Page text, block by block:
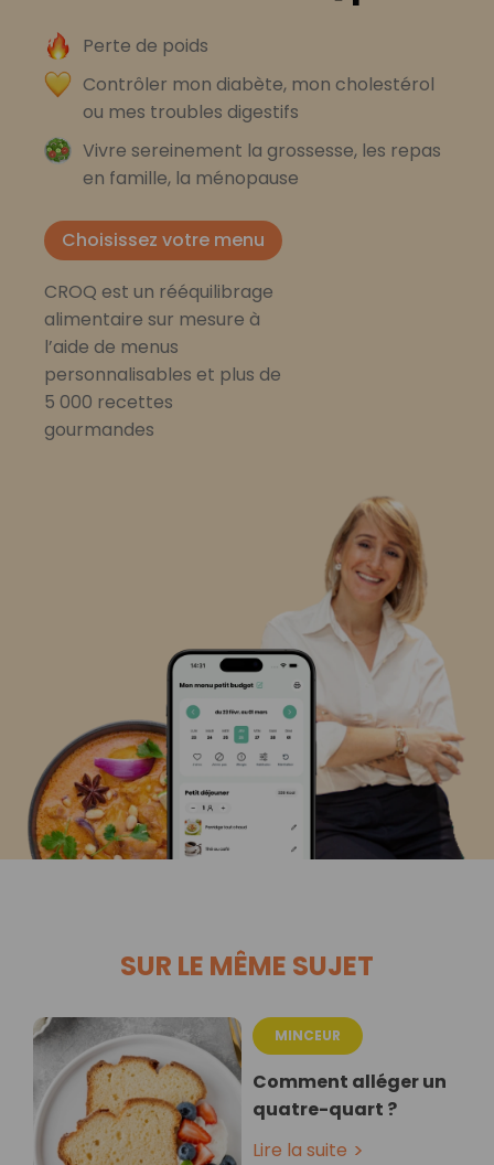
Perte de poids
Contrôler mon diabète, mon cholestérol
ou mes troubles digestifs
Vivre sereinement la grossesse, les repas
en famille, la ménopause
Choisissez votre menu
CROQ est un rééquilibrage
alimentaire sur mesure à
l’aide de menus
personnalisables et plus de
5 000 recettes
gourmandes
SUR LE MÊME SUJET
MINCEUR
Comment alléger un
quatre-quart ?
Lire la suite